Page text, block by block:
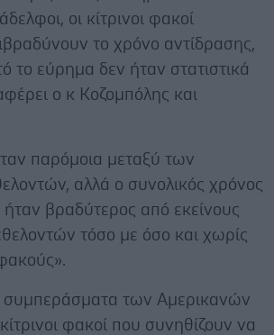
οι κίτρινοι φακοί
το χρόνο αντίδρασης,
το εύρημα δεν ήταν στατιστικά
ο κ Κοζομπόλης και
παρόμοια μεταξύ των
αλλά ο συνολικός χρόνος
βραδύτερος από εκείνους
τόσο με όσο και χωρίς
των Αμερικανών
φακοί που συνηθίζουν να